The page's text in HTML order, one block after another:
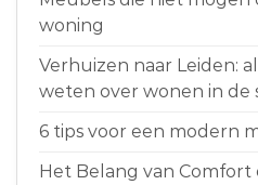
woning
Verhuizen naar Leiden:
weten over wonen in de
6 tips voor een modern
Het Belang van Comfort